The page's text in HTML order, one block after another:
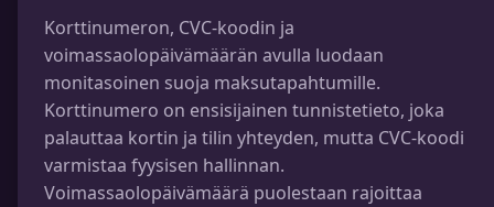
Korttinumeron, CVC-koodin ja
voimassaolopäivämäärän avulla luodaan
monitasoinen suoja maksutapahtumille.
Korttinumero on ensisijainen tunnistetieto, joka
palauttaa kortin ja tilin yhteyden, mutta CVC-koodi
varmistaa fyysisen hallinnan.
Voimassaolopäivämäärä puolestaan rajoittaa